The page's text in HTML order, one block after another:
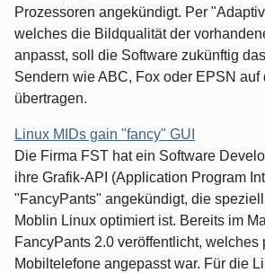
Prozessoren angekündigt. Per
welches die Bildqualität der
anpasst, soll die Software zukünftig
Sendern wie ABC, Fox oder EPSN
übertragen.
Linux MIDs gain "fancy" GUI
Die Firma FST hat ein Software
ihre Grafik-API (Application Program
"FancyPants" angekündigt, die
Moblin Linux optimiert ist. Bereits im
FancyPants 2.0 veröffentlicht, welches
Mobiltelefone angepasst war. Für die